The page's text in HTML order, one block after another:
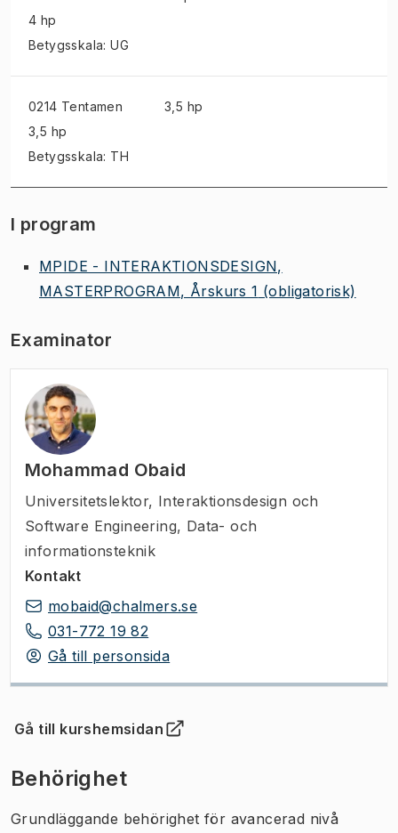
4 hp
Betygsskala: UG
0214 Tentamen
3,5 hp
Betygsskala: TH
3,5 hp
I program
MPIDE - INTERAKTIONSDESIGN,
MASTERPROGRAM, Årskurs 1 (obligatorisk)
Examinator
Mohammad Obaid
Universitetslektor, Interaktionsdesign och
Software Engineering, Data- och
informationsteknik
Kontakt
mobaid@chalmers.se
031-772 19 82
Gå till personsida
Gå till kurshemsidan
(Öppnas i ny flik)
Behörighet
Grundläggande behörighet för avancerad nivå